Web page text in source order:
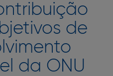
de
da ONU